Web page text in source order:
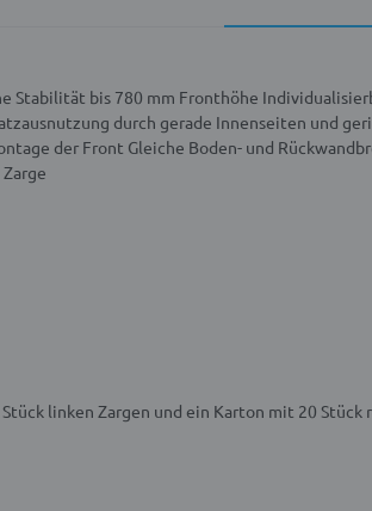
Stabilität bis 780 mm Fronthöhe
durch gerade Innenseiten und
der Front Gleiche Boden- und
linken Zargen und ein Karton mit 20 Stück